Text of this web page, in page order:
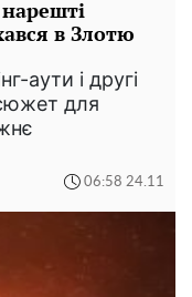
нарешті
в Злотю
аути і другі
для
06:58 24.11